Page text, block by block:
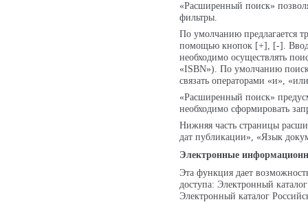
«Расширенный поиск»
фильтры.
По умолчанию предлагается
помощью кнопок [+], [-].
необходимо осуществлять
«ISBN»). По умолчанию
связать операторами «и»,
«Расширенный поиск»
необходимо сформировать
Нижняя часть страницы
дат публикации», «Язык
Электронные
Эта функция дает
доступа: Электронный
Электронный каталог